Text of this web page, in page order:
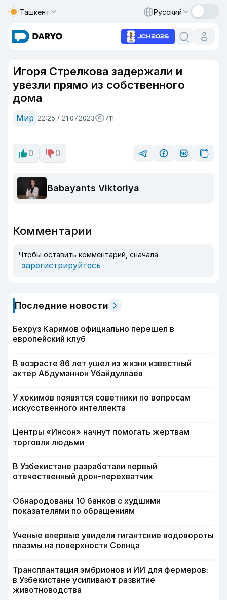
Ташкент Русский
Игоря Стрелкова задержали и
увезли прямо из собственного
дома
Мир 22:25 / 21.07.2023 711
0 0
Babayants Viktoriya
Комментарии
Чтобы оставить комментарий, сначала
зарегистрируйтесь
Последние новости
Бехруз Каримов официально перешел в
европейский клуб
В возрасте 86 лет ушел из жизни известный
актер Абдуманнон Убайдуллаев
У хокимов появятся советники по вопросам
искусственного интеллекта
Центры «Инсон» начнут помогать жертвам
торговли людьми
В Узбекистане разработали первый
отечественный дрон-перехватчик
Обнародованы 10 банков с худшими
показателями по обращениям
Ученые впервые увидели гигантские водовороты
плазмы на поверхности Солнца
Трансплантация эмбрионов и ИИ для фермеров:
в Узбекистане усиливают развитие
животноводства